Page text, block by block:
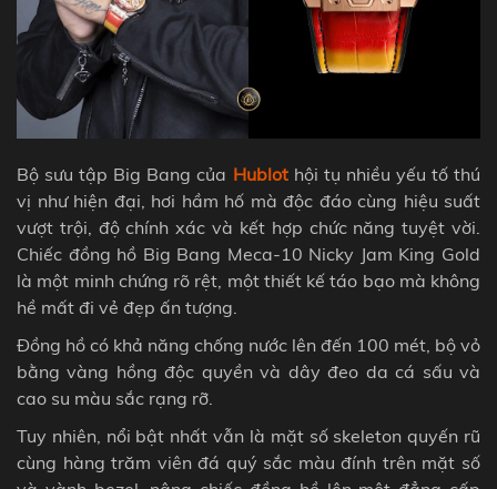
Bộ sưu tập Big Bang của Hublothội tụ nhiều yếu tố thú
vị như hiện đại, hơi hầm hố mà độc đáo cùng hiệu suất
vượt trội, độ chính xác và kết hợp chức năng tuyệt vời.
Chiếc đồng hồ Big Bang Meca-10 Nicky Jam King Gold
là một minh chứng rõ rệt, một thiết kế táo bạo mà không
hề mất đi vẻ đẹp ấn tượng.
Đồng hồ có khả năng chống nước lên đến 100 mét, bộ vỏ
bằng vàng hồng độc quyền và dây đeo da cá sấu và
cao su màu sắc rạng rỡ.
Tuy nhiên, nổi bật nhất vẫn là mặt số skeleton quyến rũ
cùng hàng trăm viên đá quý sắc màu đính trên mặt số